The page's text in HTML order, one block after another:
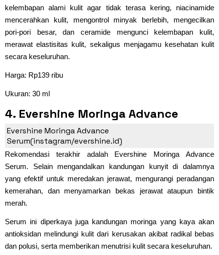
kelembapan alami kulit agar tidak terasa kering, niacinamide
mencerahkan kulit, mengontrol minyak berlebih, mengecilkan
pori-pori besar, dan ceramide mengunci kelembapan kulit,
merawat elastisitas kulit, sekaligus menjagamu kesehatan kulit
secara keseluruhan.
Harga: Rp139 ribu
Ukuran: 30 ml
4. Evershine Moringa Advance
Serum
Evershine Moringa Advance
Serum(instagram/evershine.id)
Rekomendasi terakhir adalah Evershine Moringa Advance
Serum. Selain mengandalkan kandungan kunyit di dalamnya
yang efektif untuk meredakan jerawat, mengurangi peradangan
kemerahan, dan menyamarkan bekas jerawat ataupun bintik
merah.
Serum ini diperkaya juga kandungan moringa yang kaya akan
antioksidan melindungi kulit dari kerusakan akibat radikal bebas
dan polusi, serta memberikan menutrisi kulit secara keseluruhan.